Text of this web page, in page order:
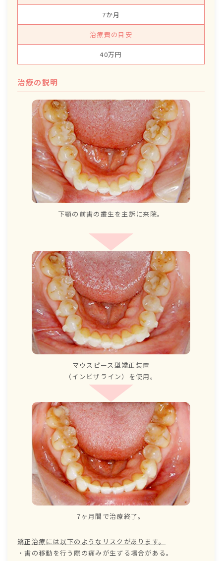
7か月
治療費の目安
40万円
治療の説明
下顎の前歯の叢生を主訴に来院。
マウスピース型矯正装置
（インビザライン）を使用。
7ヶ月間で治療終了。
矯正治療には以下のようなリスクがあります。
・歯の移動を行う際の痛みが生ずる場合がある。